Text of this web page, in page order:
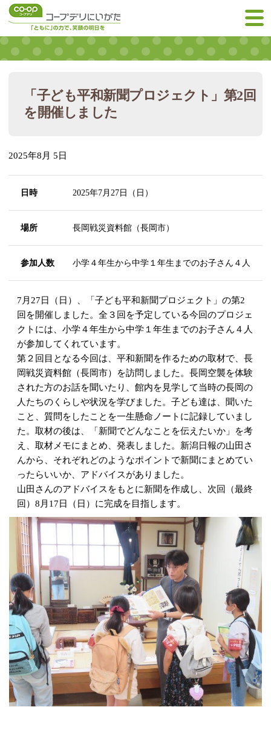
「子ども平和新聞プロジェクト」第2回
を開催しました
2025年8月 5日
日時 2025年7月27日（日）
場所 長岡戦災資料館（長岡市）
参加人数 小学４年生から中学１年生までのお子さん４人
7月27日（日）、「子ども平和新聞プロジェクト」の第2
回を開催しました。全３回を予定している今回のプロジェ
クトには、小学４年生から中学１年生までのお子さん４人
が参加してくれています。
第２回目となる今回は、平和新聞を作るための取材で、長
岡戦災資料館（長岡市）を訪問しました。長岡空襲を体験
された方のお話を聞いたり、館内を見学して当時の長岡の
人たちのくらしや状況を学びました。子ども達は、聞いた
こと、質問をしたことを一生懸命ノートに記録していまし
た。取材の後は、「新聞でどんなことを伝えたいか」を考
え、取材メモにまとめ、発表しました。新潟日報の山田さ
んから、それぞれどのようなポイントで新聞にまとめてい
ったらいいか、アドバイスがありました。
山田さんのアドバイスをもとに新聞を作成し、次回（最終
回）8月17日（日）に完成を目指します。